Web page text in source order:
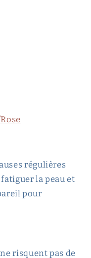
régulières
la peau et
pour
ne risquent pas de